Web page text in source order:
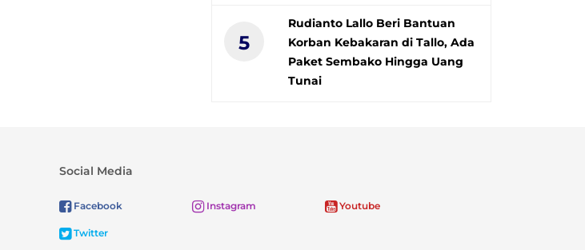
5
Rudianto Lallo Beri Bantuan
Korban Kebakaran di Tallo, Ada
Paket Sembako Hingga Uang
Tunai
Social Media
Facebook Instagram Youtube
Twitter